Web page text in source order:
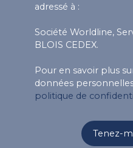
adressé à :
Société Worldline,
BLOIS CEDEX.
Pour en savoir plus
données
politique de
Tenez-